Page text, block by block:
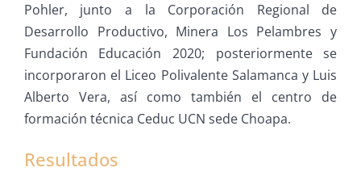
Pohler, junto a la Corporación Regional de
Desarrollo Productivo, Minera Los Pelambres y
Fundación Educación 2020; posteriormente se
incorporaron el Liceo Polivalente Salamanca y Luis
Alberto Vera, así como también el centro de
formación técnica Ceduc UCN sede Choapa.
Resultados